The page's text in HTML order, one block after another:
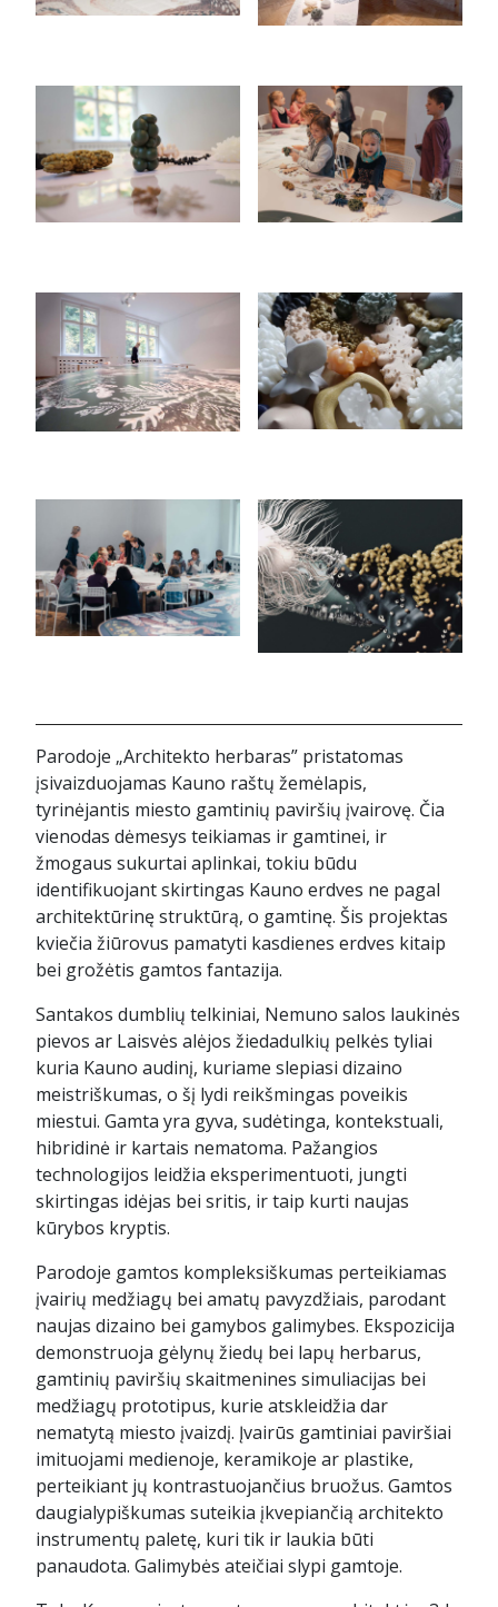
Parodoje „Architekto herbaras” pristatomas
įsivaizduojamas Kauno raštų žemėlapis,
tyrinėjantis miesto gamtinių paviršių įvairovę. Čia
vienodas dėmesys teikiamas ir gamtinei, ir
žmogaus sukurtai aplinkai, tokiu būdu
identifikuojant skirtingas Kauno erdves ne pagal
architektūrinę struktūrą, o gamtinę. Šis projektas
kviečia žiūrovus pamatyti kasdienes erdves kitaip
bei grožėtis gamtos fantazija.
Santakos dumblių telkiniai, Nemuno salos laukinės
pievos ar Laisvės alėjos žiedadulkių pelkės tyliai
kuria Kauno audinį, kuriame slepiasi dizaino
meistriškumas, o šį lydi reikšmingas poveikis
miestui. Gamta yra gyva, sudėtinga, kontekstuali,
hibridinė ir kartais nematoma. Pažangios
technologijos leidžia eksperimentuoti, jungti
skirtingas idėjas bei sritis, ir taip kurti naujas
kūrybos kryptis.
Parodoje gamtos kompleksiškumas perteikiamas
įvairių medžiagų bei amatų pavyzdžiais, parodant
naujas dizaino bei gamybos galimybes. Ekspozicija
demonstruoja gėlynų žiedų bei lapų herbarus,
gamtinių paviršių skaitmenines simuliacijas bei
medžiagų prototipus, kurie atskleidžia dar
nematytą miesto įvaizdį. Įvairūs gamtiniai paviršiai
imituojami medienoje, keramikoje ar plastike,
perteikiant jų kontrastuojančius bruožus. Gamtos
daugialypiškumas suteikia įkvepiančią architekto
instrumentų paletę, kuri tik ir laukia būti
panaudota. Galimybės ateičiai slypi gamtoje.